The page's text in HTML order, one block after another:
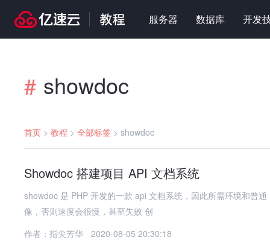
服务器 数据库 开发
# showdoc
首页 > 教程 > 全部标签 > showdoc
Showdoc 搭建项目 API 文档系统
showdoc 是 PHP 开发的一款 api 文档系统，因此所需环境和普通 PHP 项目一致 准备环境：php
像，否则速度会很慢，甚至失败 创
作者：指尖芳华
2020-08-05 20:30:18